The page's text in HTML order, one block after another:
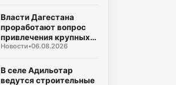
Власти Дагестана
проработают вопрос
привлечения крупных
нефтяных компаний на
Новости•06.08.2026
В селе Адильотар
ведутся строительные